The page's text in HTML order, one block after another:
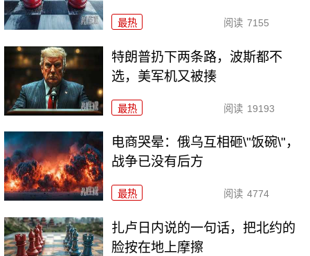
最热 阅读 7155
特朗普扔下两条路，波斯都不
选，美军机又被揍
最热 阅读 19193
电商哭晕：俄乌互相砸\"饭碗\"，
战争已没有后方
最热 阅读 4774
扎卢日内说的一句话，把北约的
脸按在地上摩擦